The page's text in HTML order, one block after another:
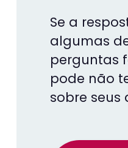
Se a
algumas
perguntas
pode não
sobre seus